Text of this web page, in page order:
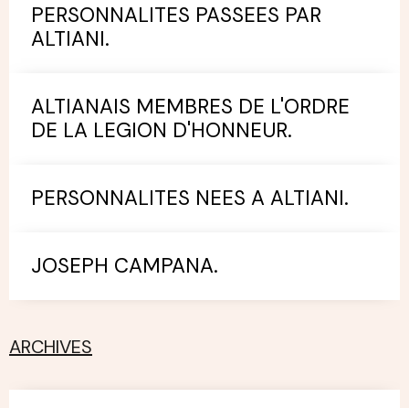
PERSONNALITES PASSEES PAR
ALTIANI.
ALTIANAIS MEMBRES DE L'ORDRE
DE LA LEGION D'HONNEUR.
PERSONNALITES NEES A ALTIANI.
JOSEPH CAMPANA.
ARCHIVES